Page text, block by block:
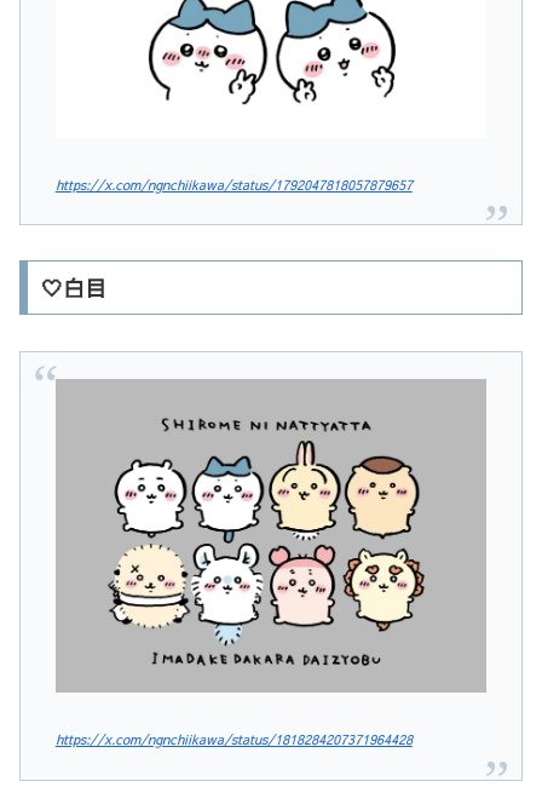
https://x.com/ngnchiikawa/status/1792047818057879657
🤍白目
https://x.com/ngnchiikawa/status/1818284207371964428